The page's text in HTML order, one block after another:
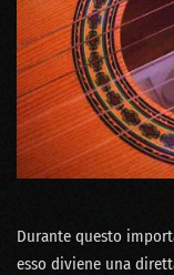
Durante questo
esso diviene una